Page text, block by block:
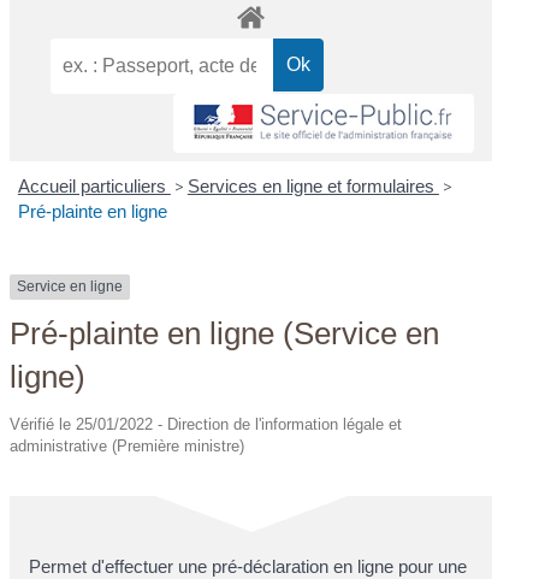
Accueil particuliers > Services en ligne et formulaires >
Pré-plainte en ligne
Service en ligne
Pré-plainte en ligne (Service en
ligne)
Vérifié le 25/01/2022 - Direction de l'information légale et
administrative (Première ministre)
Permet d'effectuer une pré-déclaration en ligne pour une